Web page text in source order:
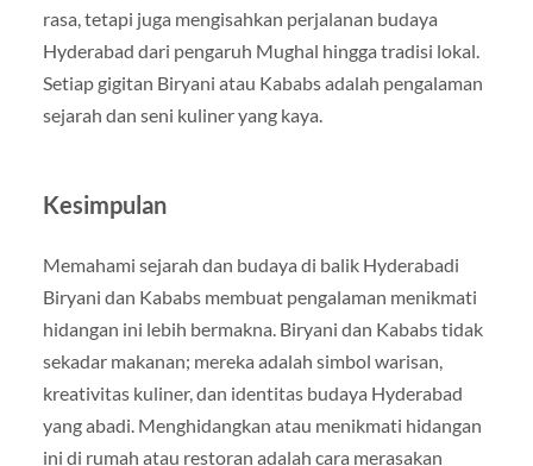
rasa, tetapi juga mengisahkan perjalanan budaya
Hyderabad dari pengaruh Mughal hingga tradisi lokal.
Setiap gigitan Biryani atau Kababs adalah pengalaman
sejarah dan seni kuliner yang kaya.
Kesimpulan
Memahami sejarah dan budaya di balik Hyderabadi
Biryani dan Kababs membuat pengalaman menikmati
hidangan ini lebih bermakna. Biryani dan Kababs tidak
sekadar makanan; mereka adalah simbol warisan,
kreativitas kuliner, dan identitas budaya Hyderabad
yang abadi. Menghidangkan atau menikmati hidangan
ini di rumah atau restoran adalah cara merasakan